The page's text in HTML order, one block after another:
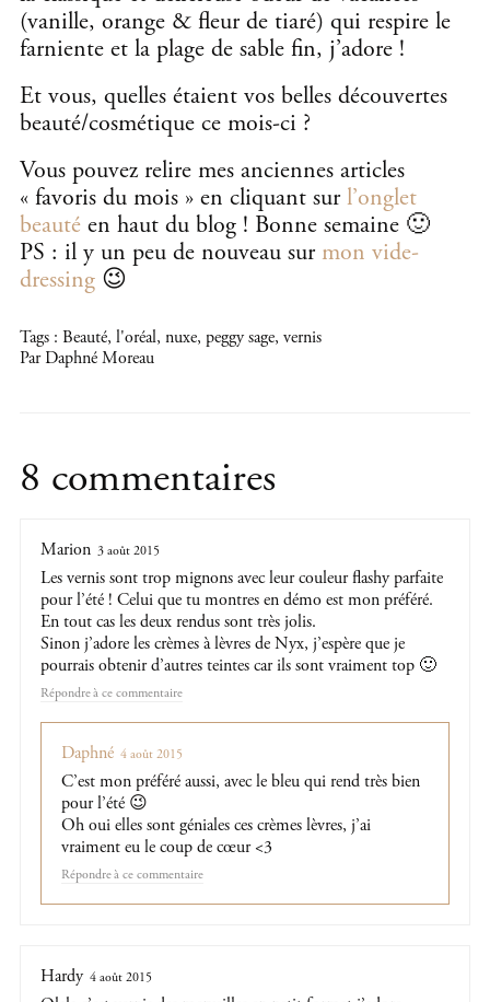
(vanille, orange & fleur de tiaré) qui respire le
farniente et la plage de sable fin, j’adore !
Et vous, quelles étaient vos belles découvertes
beauté/cosmétique ce mois-ci ?
Vous pouvez relire mes anciennes articles
« favoris du mois » en cliquant sur l’onglet
beauté en haut du blog ! Bonne semaine 🙂
PS : il y un peu de nouveau sur mon vide-
dressing 😉
Tags : Beauté, l'oréal, nuxe, peggy sage, vernis
Par Daphné Moreau
8 commentaires
Marion 3 août 2015
Les vernis sont trop mignons avec leur couleur flashy parfaite
pour l’été ! Celui que tu montres en démo est mon préféré.
En tout cas les deux rendus sont très jolis.
Sinon j’adore les crèmes à lèvres de Nyx, j’espère que je
pourrais obtenir d’autres teintes car ils sont vraiment top 🙂
Répondre
Daphné 4 août 2015
C’est mon préféré aussi, avec le bleu qui rend très bien
pour l’été 😉
Oh oui elles sont géniales ces crèmes lèvres, j’ai
vraiment eu le coup de cœur <3
Répondre
Hardy 4 août 2015